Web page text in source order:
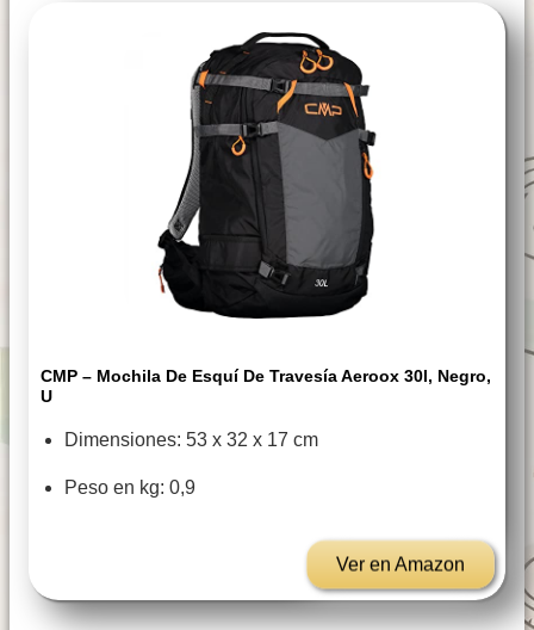
CMP – Mochila De Esquí De Travesía Aeroox 30l, Negro,
U
Dimensiones: 53 x 32 x 17 cm
Peso en kg: 0,9
Ver en Amazon